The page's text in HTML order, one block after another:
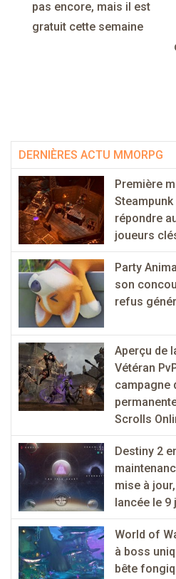
de
l’article
pas encore, mais il est
gratuit cette semaine
DERNIÈRES ACTU MMORPG
Première
répondre
joueurs
Party
son
refus
Aperçu de
Vétéran
campagne
Scrolls
Destiny 2
mise à
lancée le 9
World of
à boss
bête